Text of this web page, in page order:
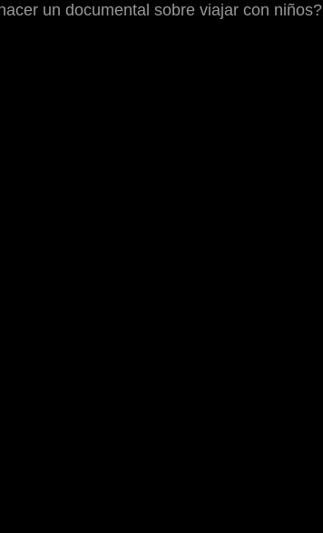
un documental sobre viajar con niños?